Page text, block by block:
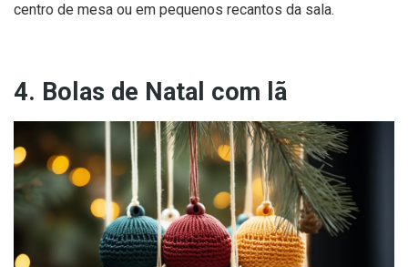
centro de mesa ou em pequenos recantos da sala.
4. Bolas de Natal com lã